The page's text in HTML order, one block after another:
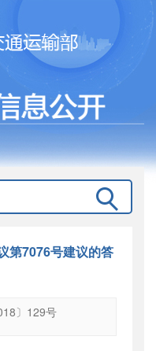
第7076号建议的答
〕129号
129号